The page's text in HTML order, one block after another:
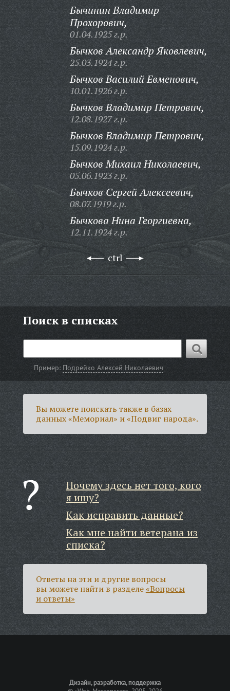
Бычинин Владимир
Прохорович,
01.04.1925 г.р.
Бычков Александр Яковлевич,
25.03.1924 г.р.
Бычков Василий Евменович,
10.01.1926 г.р.
Бычков Владимир Петрович,
12.08.1927 г.р.
Бычков Владимир Петрович,
15.09.1924 г.р.
Бычков Михаил Николаевич,
05.06.1923 г.р.
Бычков Сергей Алексеевич,
08.07.1919 г.р.
Бычкова Нина Георгиевна,
12.11.1924 г.р.
ctrl
Поиск в списках
Пример: Подрейко Алексей Николаевич
Вы можете поискать также в базах
данных «Мемориал» и «Подвиг народа».
Почему здесь нет того, кого
я ищу?
Как исправить данные?
Как мне найти ветерана из
списка?
Ответы на эти и другие вопросы
вы можете найти в разделе«Вопросы
и ответы»
Дизайн, разработка, поддержка